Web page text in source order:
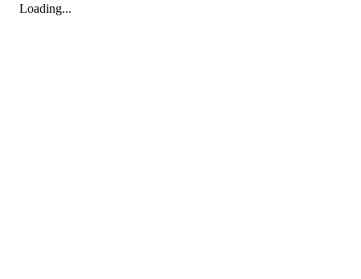
Loading...